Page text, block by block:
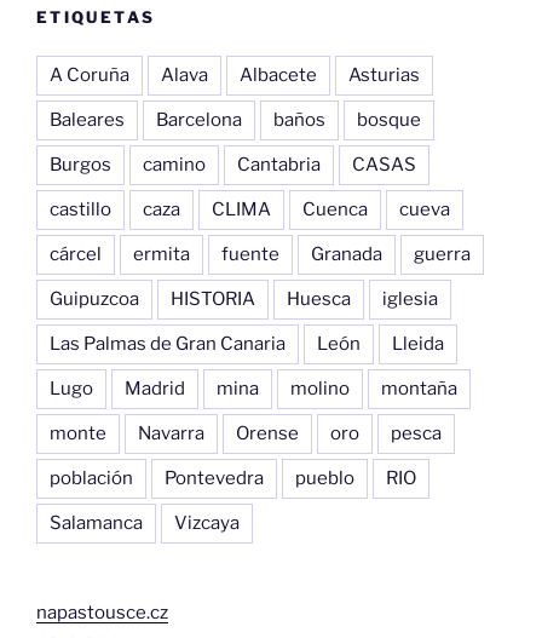
ETIQUETAS
A Coruña Alava Albacete Asturias
Baleares Barcelona baños bosque
Burgos camino Cantabria CASAS
castillo caza CLIMA Cuenca cueva
cárcel ermita fuente Granada guerra
Guipuzcoa HISTORIA Huesca iglesia
Las Palmas de Gran Canaria León Lleida
Lugo Madrid mina molino montaña
monte Navarra Orense oro pesca
población Pontevedra pueblo RIO
Salamanca Vizcaya
napastousce.cz